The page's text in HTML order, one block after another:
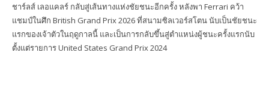
ชาร์ลส์ เลอแคลร์ กลับสู่เส้นทางแห่งชัยชนะอีกครั้ง หลังพา Ferrari คว้า
แชมป์ในศึก British Grand Prix 2026 ที่สนามซิลเวอร์สโตน นับเป็นชัยชนะ
แรกของเจ้าตัวในฤดูกาลนี้ และเป็นการกลับขึ้นสู่ตำแหน่งผู้ชนะครั้งแรกนับ
ตั้งแต่รายการ United States Grand Prix 2024